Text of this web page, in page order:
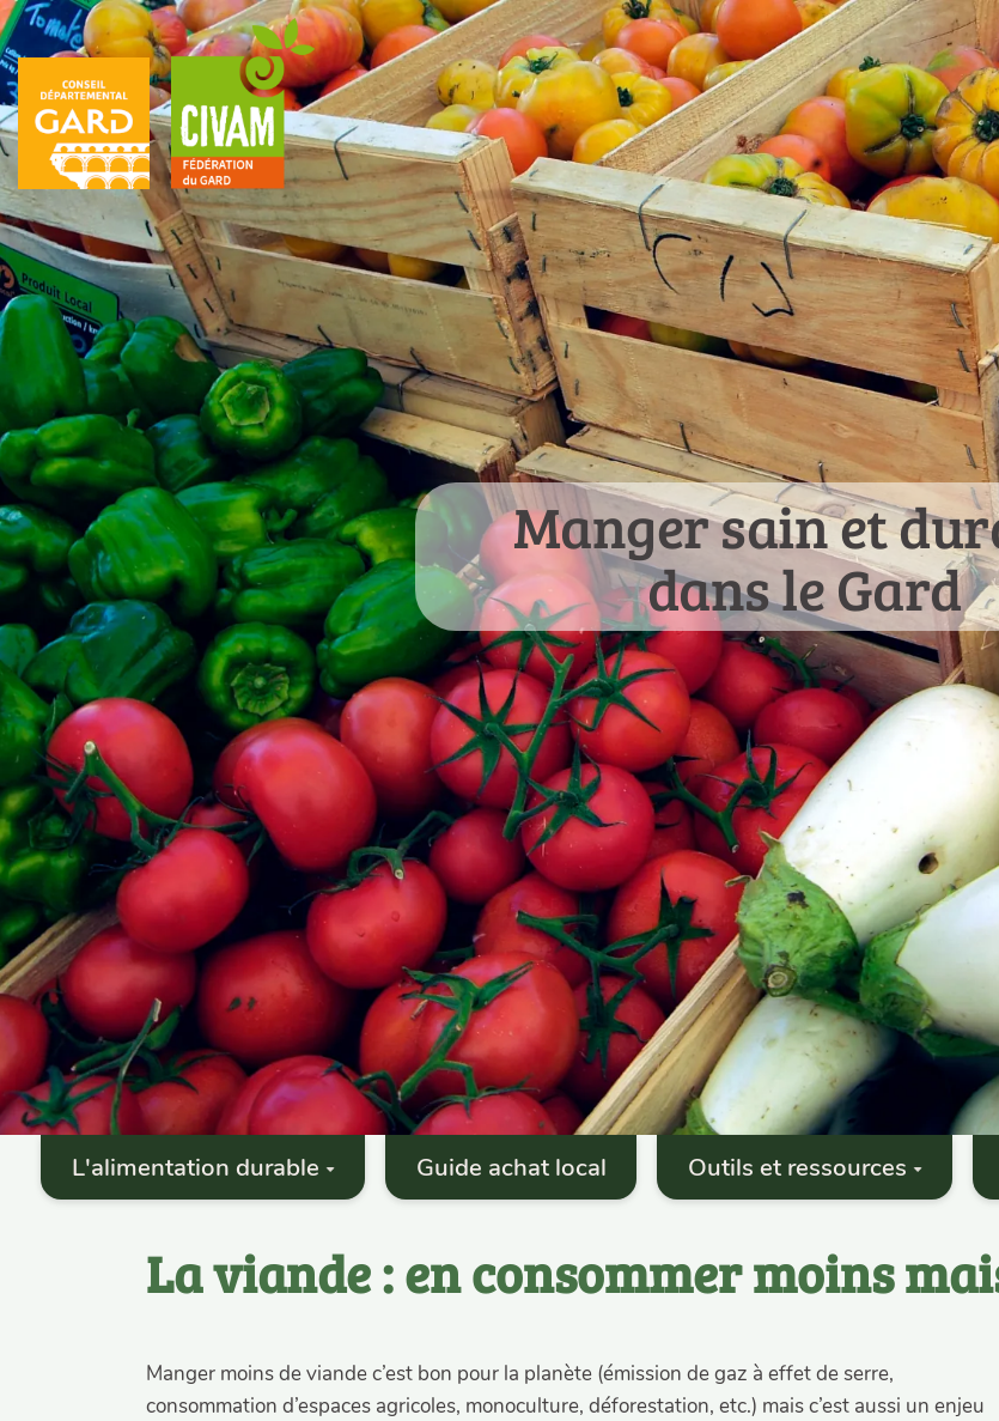
L'alimentation durable Guide achat local Outils et ressources
Manger sain et
dans le Gard
La viande : en consommer moins
Manger moins de viande c’est bon pour la planète (émission de gaz à effet de serre,
consommation d’espaces agricoles, monoculture, déforestation, etc.) mais c’est aussi un enjeu